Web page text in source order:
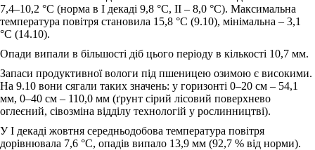
7,4‒10,2 °С (норма в І декаді 9,8 °С, ІІ ‒ 8,0 °С). Максимальна
температура повітря становила 15,8 °С (9.10), мінімальна ‒ 3,1
°С (14.10).
Опади випали в більшості діб цього періоду в кількості 10,7 мм.
Запаси продуктивної вологи під пшеницею озимою є високими.
На 9.10 вони сягали таких значень: у горизонті 0‒20 см ‒ 54,1
мм, 0‒40 см ‒ 110,0 мм (ґрунт сірий лісовий поверхнево
оглеєний, сівозміна відділу технологій у рослинництві).
У І декаді жовтня середньодобова температура повітря
дорівнювала 7,6 °С, опадів випало 13,9 мм (92,7 % від норми).